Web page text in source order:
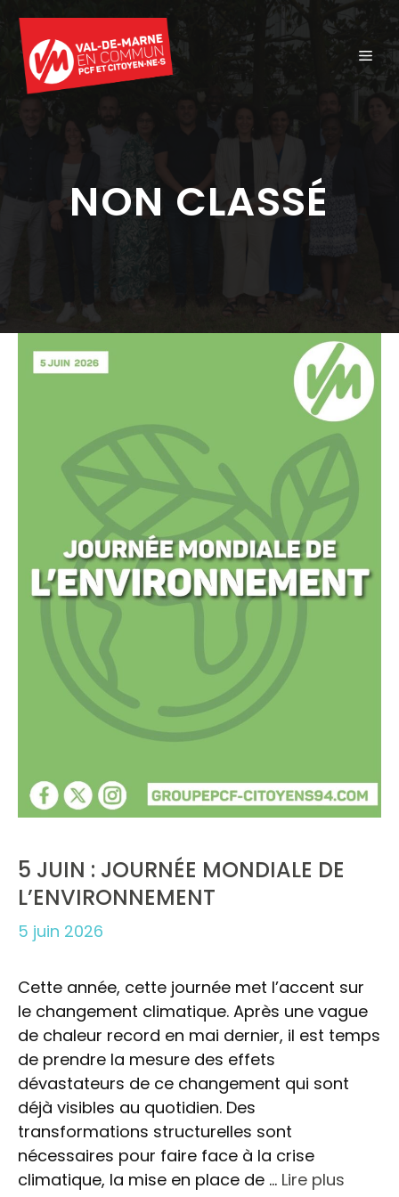
contenu
NON CLASSÉ
5 JUIN : JOURNÉE MONDIALE DE
L’ENVIRONNEMENT
5 juin 2026
Cette année, cette journée met l’accent sur
le changement climatique. Après une vague
de chaleur record en mai dernier, il est temps
de prendre la mesure des effets
dévastateurs de ce changement qui sont
déjà visibles au quotidien. Des
transformations structurelles sont
nécessaires pour faire face à la crise
climatique, la mise en place de … Lire plus